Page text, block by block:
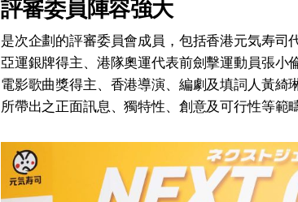
評審委員陣容強大
是次企劃的評審委員會成員，包括香港元気寿司
亞運銀牌得主、港隊奧運代表前劍擊運動員張小
電影歌曲獎得主、香港導演、編劇及填詞人黃
所帶出之正面訊息、獨特性、創意及可行性等範